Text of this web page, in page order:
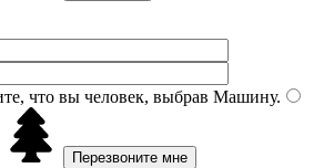
что вы человек, выбрав Машину.